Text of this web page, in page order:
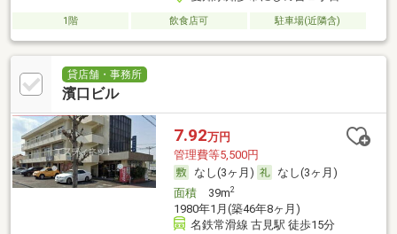
1階 飲食店可 駐車場(近隣含)
貸店舗・事務所
濱口ビル
7.92万円
管理費等5,500円
なし(3ヶ月)
なし(3ヶ月)
面積39m2
1980年1月(築46年8ヶ月)
名鉄常滑線 古見駅 徒歩15分